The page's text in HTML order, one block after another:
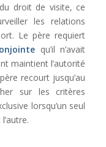
droit de visite, ce
les relations
Le père requiert
qu’il n’avait
maintient l’autorité
recourt jusqu’au
sur les critères
lorsqu’un seul